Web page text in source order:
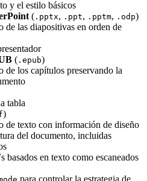
y el estilo básicos
( .pptx, .ppt, .pptm, .odp)
de las diapositivas en orden de
( .epub)
de los capítulos preservando la
tabla
)
de texto con información de diseño
del documento, incluidas
basados en texto como escaneados